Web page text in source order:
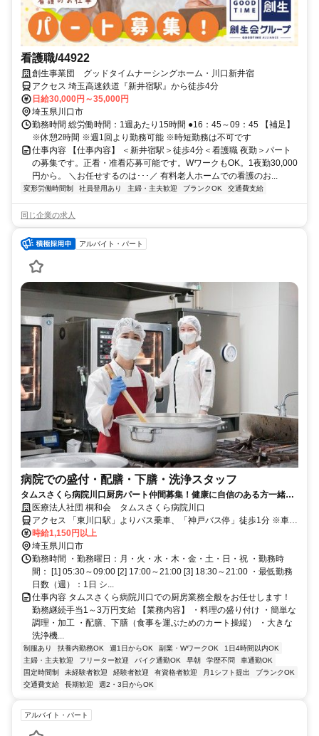
看護職/44922
創生事業団 グッドタイムナーシングホーム・川口新井宿
アクセス 埼玉高速鉄道『新井宿駅』から徒歩4分
日給30,000円～35,000円
埼玉県川口市
勤務時間 総労働時間：1週あたり15時間 ●16：45～09：45 【補足】
※休憩2時間 ※週1回より勤務可能 ※時短勤務は不可です
仕事内容 【仕事内容】 ＜新井宿駅＞徒歩4分＜看護職 夜勤＞パート
の募集です。正看・准看応募可能です。WワークもOK。1夜勤30,000
円から。 ＼お任せするのは･･･／ 有料老人ホームでの看護のお...
変形労働時間制 社員登用あり 主婦・主夫歓迎 ブランクOK 交通費支給
同じ企業の求人
アルバイト・パート
病院での盛付・配膳・下膳・洗浄スタッフ
タムスさくら病院川口厨房パート仲間募集！健康に自信のある方一緒に
働きましょう！
医療法人社団 桐和会 タムスさくら病院川口
アクセス 「東川口駅」よりバス乗車、「神戸バス停」徒歩1分 ※車通
勤可能
時給1,150円以上
埼玉県川口市
勤務時間 ・勤務曜日：月・火・水・木・金・土・日・祝 ・勤務時
間： [1] 05:30～09:00 [2] 17:00～21:00 [3] 18:30～21:00 ・最低勤務
日数（週）：1日 シ...
仕事内容 タムスさくら病院川口での厨房業務全般をお任せします！
勤務継続手当1～3万円支給 【業務内容】 ・料理の盛り付け ・簡単な
調理・加工 ・配膳、下膳（食事を運ぶためのカート操縦） ・大きな
洗浄機...
制服あり 扶養内勤務OK 週1日からOK 副業・WワークOK
1日4時間以内OK
主婦・主夫歓迎
フリーター歓迎 バイク通勤OK 早朝 学歴不問
車通勤OK
固定時間制
未経験者歓迎 経験者歓迎 有資格者歓迎 月1シフト提出
ブランクOK
交通費支給
長期歓迎 週2・3日からOK
アルバイト・パート